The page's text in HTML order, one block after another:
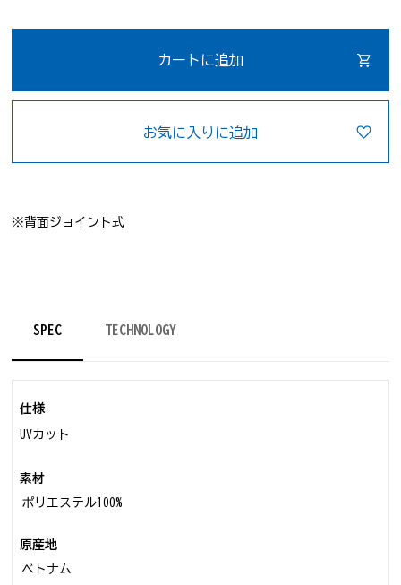
カートに追加
お気に入りに追加
※背面ジョイント式
SPEC TECHNOLOGY
仕様
UVカット
素材
ポリエステル100%
原産地
ベトナム